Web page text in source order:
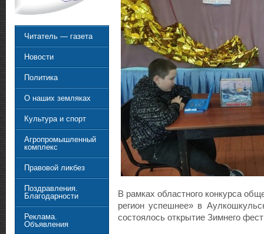
В рамках областного конкурса
регион успешнее» в
состоялось открытие Зимнего
Читатель — газета
Новости
Политика
О наших земляках
Культура и спорт
Агропромышленный
комплекс
Правовой ликбез
Поздравления.
Благодарности
Реклама.
Объявления